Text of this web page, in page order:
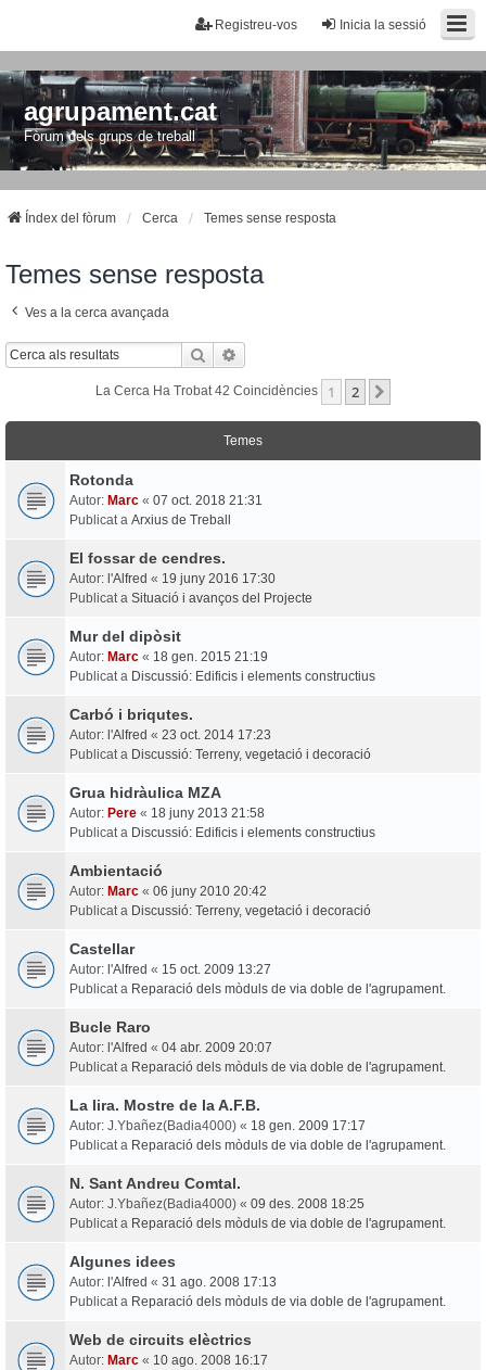
Inicia la sessió
Registreu-vos
agrupament.cat
Fòrum dels grups de treball
Índex del fòrum Cerca Temes sense resposta
Temes sense resposta
Ves a la cerca avançada
Cerca
La Cerca Ha Trobat 42 Coincidències 1 2
Temes
Rotonda
Autor: Marc « 07 oct. 2018 21:31
Publicat a Arxius de Treball
El fossar de cendres.
Autor: l'Alfred « 19 juny 2016 17:30
Publicat a Situació i avanços del Projecte
Mur del dipòsit
Autor: Marc « 18 gen. 2015 21:19
Publicat a Discussió: Edificis i elements constructius
Carbó i briqutes.
Autor: l'Alfred « 23 oct. 2014 17:23
Publicat a Discussió: Terreny, vegetació i decoració
Grua hidràulica MZA
Autor: Pere « 18 juny 2013 21:58
Publicat a Discussió: Edificis i elements constructius
Ambientació
Autor: Marc « 06 juny 2010 20:42
Publicat a Discussió: Terreny, vegetació i decoració
Castellar
Autor: l'Alfred « 15 oct. 2009 13:27
Publicat a Reparació dels mòduls de via doble de l'agrupament.
Bucle Raro
Autor: l'Alfred « 04 abr. 2009 20:07
Publicat a Reparació dels mòduls de via doble de l'agrupament.
La lira. Mostre de la A.F.B.
Autor: J.Ybañez(Badia4000) « 18 gen. 2009 17:17
Publicat a Reparació dels mòduls de via doble de l'agrupament.
N. Sant Andreu Comtal.
Autor: J.Ybañez(Badia4000) « 09 des. 2008 18:25
Publicat a Reparació dels mòduls de via doble de l'agrupament.
Algunes idees
Autor: l'Alfred « 31 ago. 2008 17:13
Publicat a Reparació dels mòduls de via doble de l'agrupament.
Web de circuits elèctrics
Autor: Marc « 10 ago. 2008 16:17